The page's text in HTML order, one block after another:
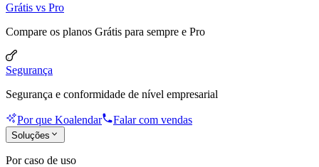
Grátis vs Pro
Compare os planos Grátis para sempre e Pro
Segurança
Segurança e conformidade de nível empresarial
Por que Koalendar Falar com vendas
Soluções
Por caso de uso